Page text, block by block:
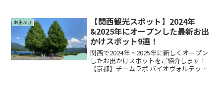
の歴史が刻まれていました。そんな興味
深い「うさぎ島」をご紹介...
お出かけ
【関西観光スポット】2024年
&2025年にオープンした最新お出
かけスポット9選！
関西で2024年・2025年に新しくオープン
したお出かけスポットをご紹介します！
【京都】チームラボ バイオヴォルテック